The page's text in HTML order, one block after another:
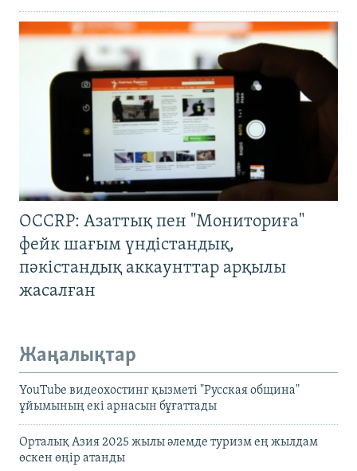
OCCRP: Азаттық пен "Мониториға"
фейк шағым үндістандық,
пәкістандық аккаунттар арқылы
жасалған
Жаңалықтар
YouTube видеохостинг қызметі "Русская община"
ұйымының екі арнасын бұғаттады
Орталық Азия 2025 жылы әлемде туризм ең жылдам
өскен өңір атанды